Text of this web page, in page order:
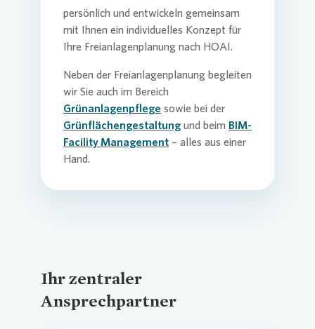
persönlich und entwickeln gemeinsam
mit Ihnen ein individuelles Konzept für
Ihre Freianlagenplanung nach HOAI.
Neben der Freianlagenplanung begleiten
wir Sie auch im Bereich
Grünanlagenpflege sowie bei der
Grünflächengestaltung und beim BIM-
Facility Management – alles aus einer
Hand.
Ihr zentraler
Ansprechpartner